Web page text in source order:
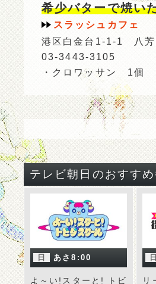
希少バターで焼い
スラッシュカフェ
港区白金台1-1-1 八芳
03-3443-3105
・クロワッサン 1個
テレビ朝日のおすすめ
日 あさ8:00
よ～い!スターと! トビ
日
リ